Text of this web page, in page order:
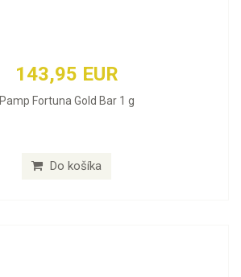
143,95 EUR
Pamp Fortuna Gold Bar 1 g
Do košíka